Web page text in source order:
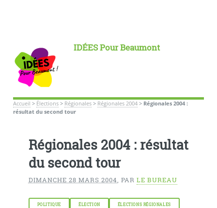
IDÉES Pour Beaumont
Accueil > Élections> Régionales> Régionales 2004> Régionales 2004 :
résultat du second tour
Régionales 2004 : résultat
du second tour
DIMANCHE 28 MARS 2004, PAR LE BUREAU
POLITIQUE ÉLECTION ÉLECTIONS RÉGIONALES